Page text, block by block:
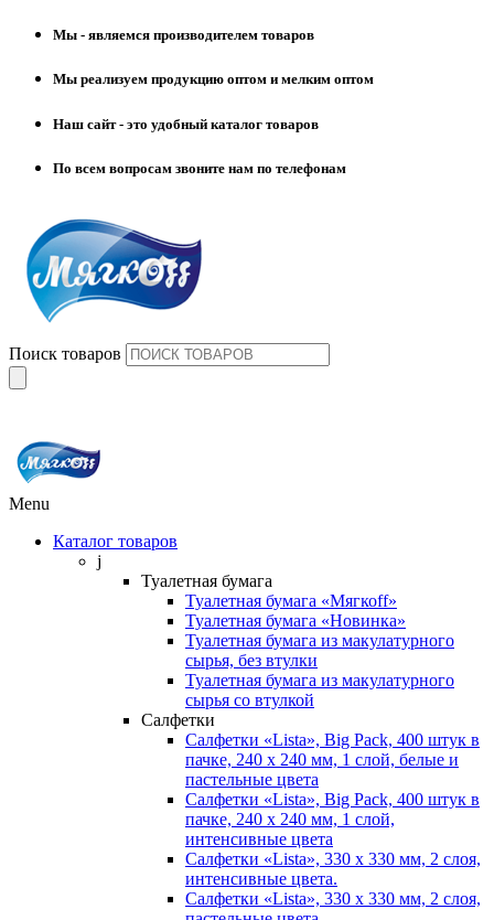
Мы - являемся производителем товаров
Мы реализуем продукцию оптом и мелким оптом
Наш сайт - это удобный каталог товаров
По всем вопросам звоните нам по телефонам
Поиск товаров
Menu
Каталог товаров
j
Туалетная бумага
Туалетная бумага «Мягкоff»
Туалетная бумага «Новинка»
Туалетная бумага из макулатурного
сырья, без втулки
Туалетная бумага из макулатурного
сырья со втулкой
Салфетки
Салфетки «Lista», Big Pack, 400 штук в
пачке, 240 х 240 мм, 1 слой, белые и
пастельные цвета
Салфетки «Lista», Big Pack, 400 штук в
пачке, 240 х 240 мм, 1 слой,
интенсивные цвета
Салфетки «Lista», 330 х 330 мм, 2 слоя,
интенсивные цвета.
Салфетки «Lista», 330 х 330 мм, 2 слоя,